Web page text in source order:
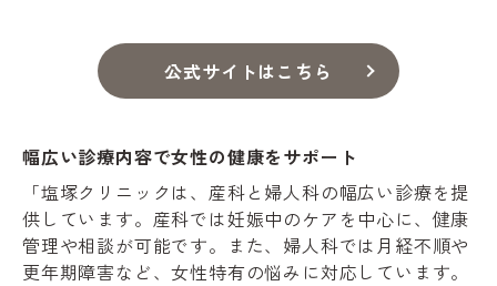
公式サイトはこちら
幅広い診療内容で女性の健康をサポート
「塩塚クリニックは、産科と婦人科の幅広い診療を提
供しています。産科では妊娠中のケアを中心に、健康
管理や相談が可能です。また、婦人科では月経不順や
更年期障害など、女性特有の悩みに対応しています。